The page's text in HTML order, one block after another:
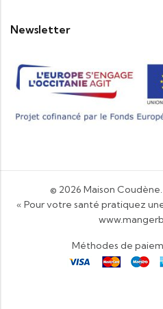
Newsletter
© 2026 Maison Coudène
« Pour votre santé pratiquez
Méthodes de